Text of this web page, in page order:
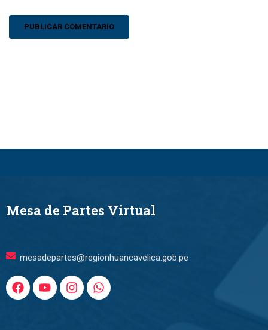
Mesa de Partes Virtual
mesadepartes@regionhuancavelica.gob.pe